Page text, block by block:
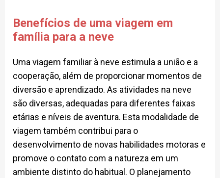
Benefícios de uma viagem em
família para a neve
Uma viagem familiar à neve estimula a união e a
cooperação, além de proporcionar momentos de
diversão e aprendizado. As atividades na neve
são diversas, adequadas para diferentes faixas
etárias e níveis de aventura. Esta modalidade de
viagem também contribui para o
desenvolvimento de novas habilidades motoras e
promove o contato com a natureza em um
ambiente distinto do habitual. O planejamento